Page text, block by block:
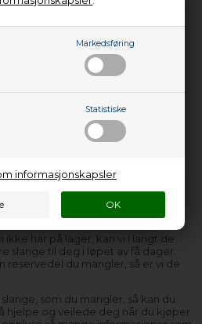
Markedsføring
Statistiske
informasjonskapsler
Såpeslange
ikke har på lager, kan vi i langt de
slange til deg i løpet av få dager.
reservedel du mangler, så er vi de
som du mangler, så kan du
hjelpe og veilede deg når du kjøper